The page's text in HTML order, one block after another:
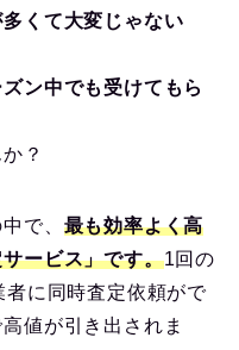
多くて大変じゃない
ン中でも受けてもら
？
で、 最も効率よく高
ービス」です。1回の
者に同時査定依頼がで
値が引き出されま